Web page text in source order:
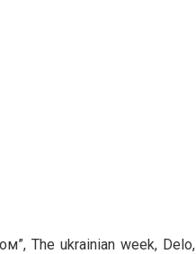
The ukrainian week, Delo,